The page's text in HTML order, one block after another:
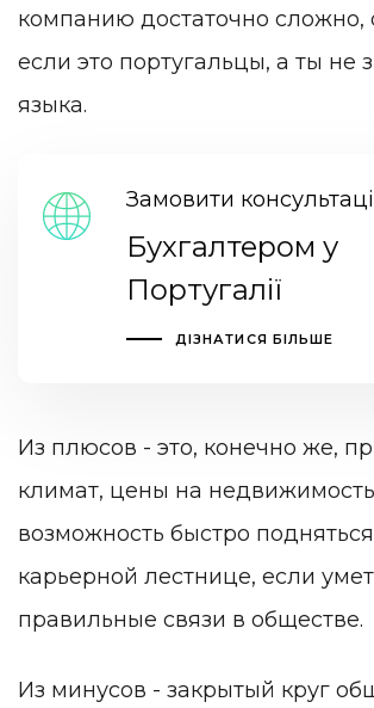
компанию достаточно сложно,
если это португальцы, а ты не
языка.
Замовити
Бухгалтером у
Португалії
ДІЗНАТИСЯ БІЛЬШЕ
Из плюсов - это, конечно же,
климат, цены на
возможность быстро
карьерной лестнице, если
правильные связи в обществе.
Из минусов - закрытый круг